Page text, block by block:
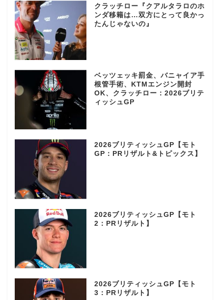
クラッチロー『クアルタラロのホ
ンダ移籍は…双方にとって良かっ
たんじゃないの』
ベッツェッキ罰金、バニャイア手
根管手術、KTMエンジン開封
OK、クラッチロー：2026ブリテ
ィッシュGP
2026ブリティッシュGP【モト
GP：PRリザルト&トピックス】
2026ブリティッシュGP【モト
2：PRリザルト】
2026ブリティッシュGP【モト
3：PRリザルト】